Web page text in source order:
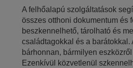
A felhőalapú szolgáltatások
összes otthoni dokumentum és
beszkennelhető, tárolható és
családtagokkal és a barátokkal.
bárhonnan, bármilyen
Ezenkívül közvetlenül